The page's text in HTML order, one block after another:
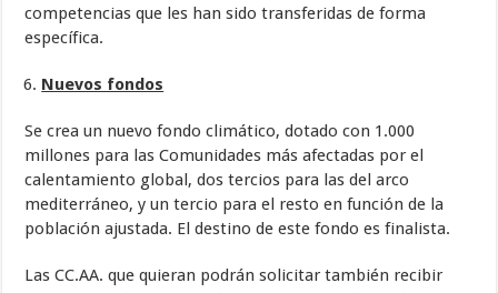
competencias que les han sido transferidas de forma
específica.
Nuevos fondos
Se crea un nuevo fondo climático, dotado con 1.000
millones para las Comunidades más afectadas por el
calentamiento global, dos tercios para las del arco
mediterráneo, y un tercio para el resto en función de la
población ajustada. El destino de este fondo es finalista.
Las CC.AA. que quieran podrán solicitar también recibir